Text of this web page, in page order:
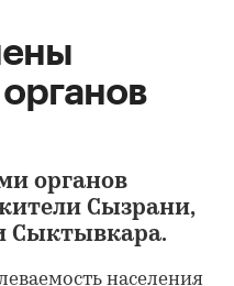
органов
Сызрани,
Сыктывкара.
населения